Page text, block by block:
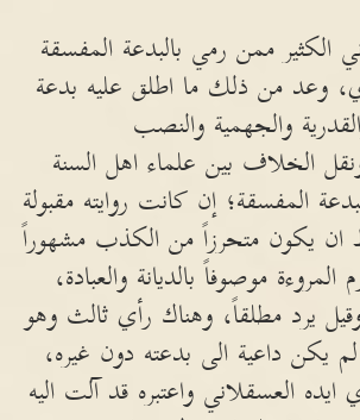
الكثير ممن رمي بالبدعة المفسقة
وعد من ذلك ما اطلق عليه بدعة
والجهمية والنصب
الخلاف بين علماء اهل السنة
المفسقة؛ إن كانت روايته مقبولة
يكون متحرزاً من الكذب مشهوراً
موصوفاً بالديانة والعبادة،
يرد مطلقاً، وهناك رأي ثالث وهو
يكن داعية الى بدعته دون غيره،
العسقلاني واعتبره قد آلت اليه